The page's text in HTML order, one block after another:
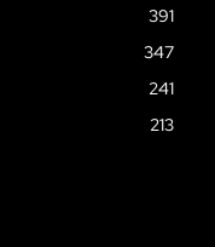
391
347
241
213